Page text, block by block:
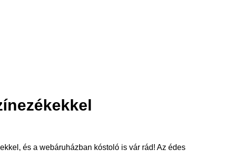
és a webáruházban kóstoló is vár rád! Az édes